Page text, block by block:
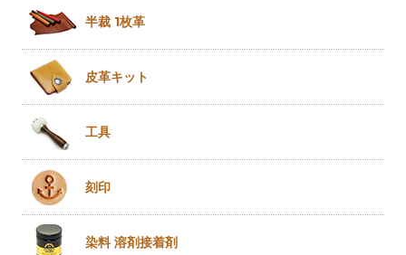
半裁 1枚革
皮革キット
工具
刻印
染料 溶剤接着剤